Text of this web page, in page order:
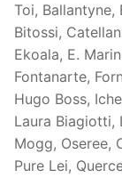
Toi, Ballantyne,
Bitossi,
Ekoala, E.
Fontanarte,
Hugo Boss,
Laura Biagiotti,
Mogg, Oseree,
Pure Lei,